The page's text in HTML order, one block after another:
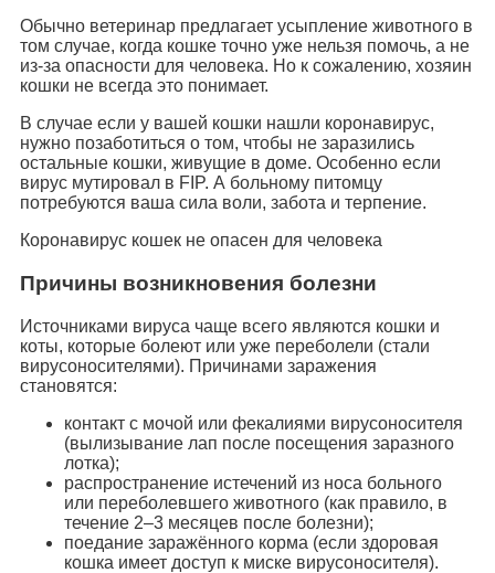
Обычно ветеринар предлагает усыпление животного в
том случае, когда кошке точно уже нельзя помочь, а не
из-за опасности для человека. Но к сожалению, хозяин
кошки не всегда это понимает.
В случае если у вашей кошки нашли коронавирус,
нужно позаботиться о том, чтобы не заразились
остальные кошки, живущие в доме. Особенно если
вирус мутировал в FIP. А больному питомцу
потребуются ваша сила воли, забота и терпение.
Коронавирус кошек не опасен для человека
Причины возникновения болезни
Источниками вируса чаще всего являются кошки и
коты, которые болеют или уже переболели (стали
вирусоносителями). Причинами заражения
становятся:
контакт с мочой или фекалиями вирусоносителя
(вылизывание лап после посещения заразного
лотка);
распространение истечений из носа больного
или переболевшего животного (как правило, в
течение 2–3 месяцев после болезни);
поедание заражённого корма (если здоровая
кошка имеет доступ к миске вирусоносителя).